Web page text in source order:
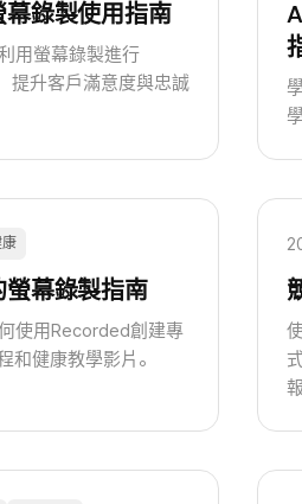
錄製使用指南
用螢幕錄製進行
提升客戶滿意度與忠誠
幕錄製指南
使用Recorded創建專
和健康教學影片。